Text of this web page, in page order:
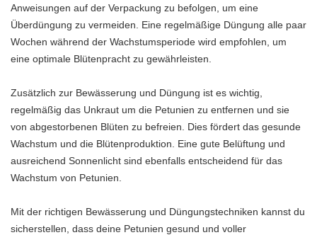
Anweisungen auf der Verpackung zu befolgen, um eine
Überdüngung zu vermeiden. Eine regelmäßige Düngung alle paar
Wochen während der Wachstumsperiode wird empfohlen, um
eine optimale Blütenpracht zu gewährleisten.
Zusätzlich zur Bewässerung und Düngung ist es wichtig,
regelmäßig das Unkraut um die Petunien zu entfernen und sie
von abgestorbenen Blüten zu befreien. Dies fördert das gesunde
Wachstum und die Blütenproduktion. Eine gute Belüftung und
ausreichend Sonnenlicht sind ebenfalls entscheidend für das
Wachstum von Petunien.
Mit der richtigen Bewässerung und Düngungstechniken kannst du
sicherstellen, dass deine Petunien gesund und voller